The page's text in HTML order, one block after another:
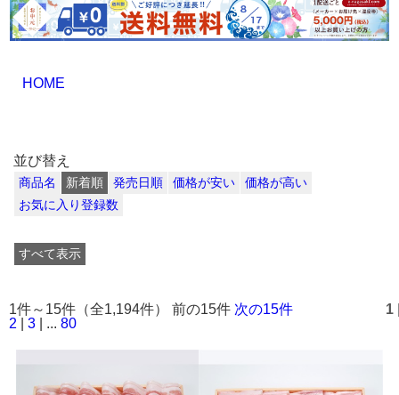
HOME
並び替え
商品名 新着順 発売日順 価格が安い
価格が高い
お気に入り登録数
すべて表示
1件～15件（全1,194件） 前の15件 次の15件 1
2
3 | ... 80